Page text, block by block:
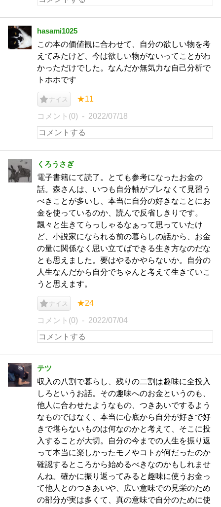
hasami1025
この本の価値観に合わせて、自分の欲しい物を考
えてみたけど、今は欲しい物がないってことがわ
かっただけでした。なんだか無気力な自己分析で
トホホです
ナイス ★11
コメント(0) 2022/07/18
くろうさぎ
電子書籍にて読了。とても参考になったお金の
話。森さんは、いつも自分軸がブレなくて見習う
べきことが多いし、本当に自分の好きなことにお
金を使っているのか、読んで反省しきりです。
飄々と生きてらっしゃるなぁって思っていたけ
ど、小説家になられる前の暮らしの話から、お金
の量に関係なく思い立てばできる生き方なのだな
とも思えました。要はやるかやらないか。自分の
人生なんだから自分でちゃんと考えて生きていこ
うと思えます。
ナイス ★24
コメント(0) 2022/07/04
テツ
収入の八割で暮らし、残りの二割は趣味に全投入
しろというお話。その趣味へのお金というのも、
他人に合わせたようなもの、つきあいでするよう
なものではなく、本当に心底から自分が好きで好
きで堪らないものは何なのかと考えて、そこに投
入することが大切。自分の今までの人生を振り返
って本当に楽しかったモノやコトが何だったのか
確認するところから始めるべきなのかもしれませ
んね。確かに振り返ってみると趣味に使うお金っ
て他人とのつきあいや、広い意味での見栄のため
の部分が実は多くて、真の意味で自分のために使